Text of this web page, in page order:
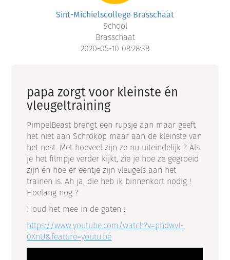
Sint-Michielscollege Brasschaat
School
Brasschaat
2020-05-10 08:28:38
papa zorgt voor kleinste én
vleugeltraining
PimpelBeast brengt een rupsje aan maar geeft
het niet aan Schrokop maar aan de kleinste van
het nest. Met hoeveel zijn ze nu uiteindelijk ? Als
je het filmpje verder kijkt, zie je hoe ze gegroeid
zijn én hoe er eentje zijn vleugels aan het
trainen is. Ah ja, die heb ik binnenkort nodig !
Hoelang nog ?
Houd het mee in de gaten :
https://www.youtube.com/watch?v=phdwvI-
0XnU&feature=youtu.be